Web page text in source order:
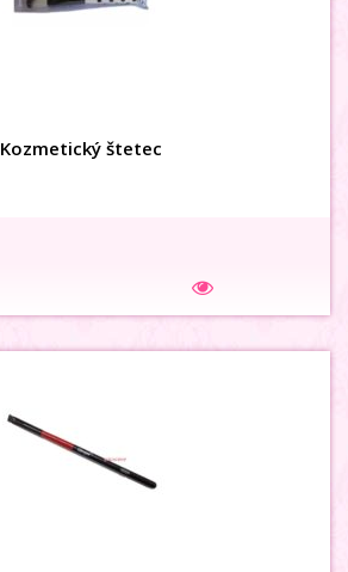
Kozmetický štetec